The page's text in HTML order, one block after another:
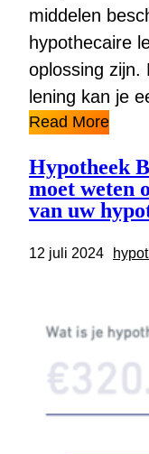
middelen
hypothecaire
oplossing zijn.
lening kan je
Read More
Hypotheek
moet weten
van uw
12 juli 2024